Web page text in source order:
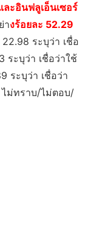
ะอินฟลูเอ็นเซอร์
างร้อยละ 52.29
ระบุว่า เชื่อ
ระบุว่า เชื่อว่าใช้
ระบุว่า เชื่อว่า
ไม่ทราบ/ไม่ตอบ/